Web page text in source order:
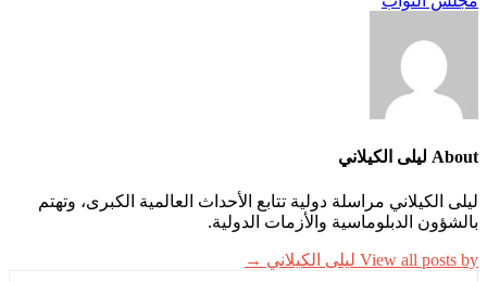
About ليلى الكيلاني
ليلى الكيلاني مراسلة دولية تتابع الأحداث العالمية الكبرى، وتهتم
بالشؤون الدبلوماسية والأزمات الدولية.
View all posts by ليلى الكيلاني →